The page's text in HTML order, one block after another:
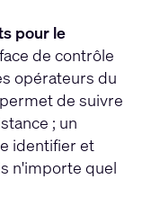
pour le
de contrôle
opérateurs du
de suivre
; un
identifier et
n'importe quel